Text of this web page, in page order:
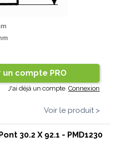
un compte PRO
J'ai déjà un compte. Connexion
Voir le produit >
30.2 X 92.1 - PMD1230